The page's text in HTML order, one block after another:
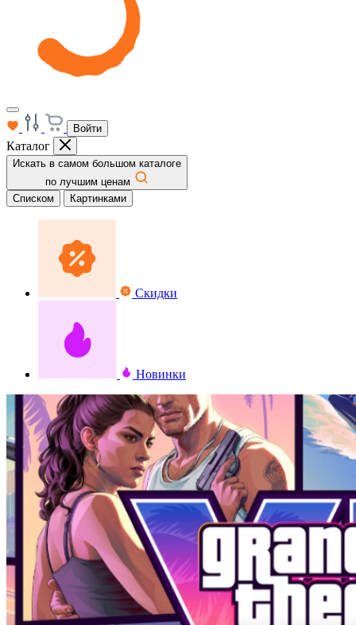
Войти
Каталог
Искать в самом большом каталоге
по лучшим ценам
Списком
Картинками
Скидки
Новинки